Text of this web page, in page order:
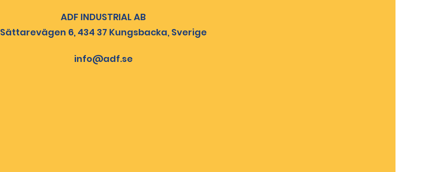
ADF INDUSTRIAL AB
Sättarevägen 6, 434 37 Kungsbacka, Sverige
info@adf.se